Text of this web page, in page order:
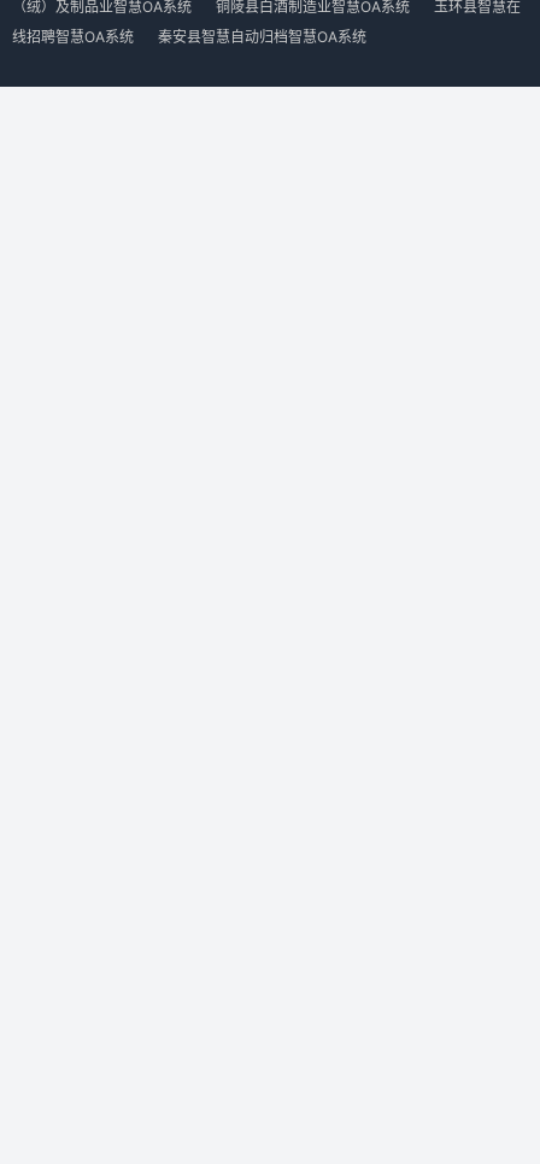
（绒）及制品业智慧OA系统
铜陵县白酒制造业智慧OA系统
玉环县智慧在
线招聘智慧OA系统
秦安县智慧自动归档智慧OA系统